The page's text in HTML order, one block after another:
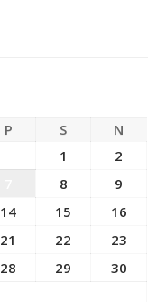
P S
N
1
2
8
9
14 15
16
21 22
23
28 29
30